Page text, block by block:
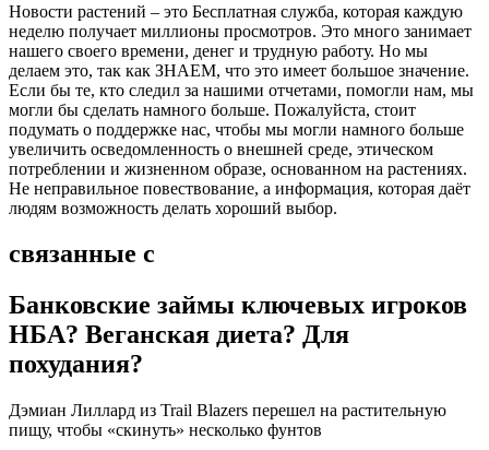
Новости растений – это Бесплатная служба, которая каждую
неделю получает миллионы просмотров. Это много занимает
нашего своего времени, денег и трудную работу. Но мы
делаем это, так как ЗНАЕМ, что это имеет большое значение.
Если бы те, кто следил за нашими отчетами, помогли нам, мы
могли бы сделать намного больше. Пожалуйста, стоит
подумать о поддержке нас, чтобы мы могли намного больше
увеличить осведомленность о внешней среде, этическом
потреблении и жизненном образе, основанном на растениях.
Не неправильное повествование, а информация, которая даёт
людям возможность делать хороший выбор.
связанные с
Банковские займы ключевых игроков
НБА? Веганская диета? Для
похудания?
Дэмиан Лиллард из Trail Blazers перешел на растительную
пищу, чтобы «скинуть» несколько фунтов